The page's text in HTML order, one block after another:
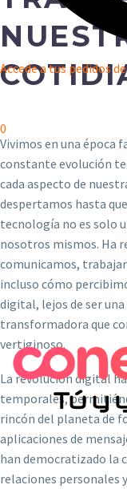
Accede a tus pedidos
0
Vivimos en una época
constante evolución
cada aspecto de
despertamos hasta
tecnología no es solo
nosotros mismos. Ha
comunicamos,
incluso cómo
digital, lejos de ser
transformadora que
vertiginoso.
La revolución digital
temporales,
rincón del planeta de
aplicaciones de
han democratizado la
relaciones personales